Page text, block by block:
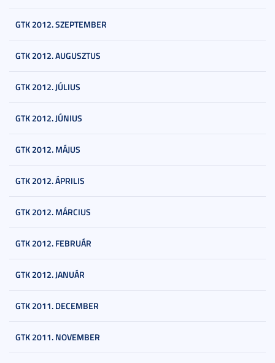
GTK 2012. SZEPTEMBER
GTK 2012. AUGUSZTUS
GTK 2012. JÚLIUS
GTK 2012. JÚNIUS
GTK 2012. MÁJUS
GTK 2012. ÁPRILIS
GTK 2012. MÁRCIUS
GTK 2012. FEBRUÁR
GTK 2012. JANUÁR
GTK 2011. DECEMBER
GTK 2011. NOVEMBER